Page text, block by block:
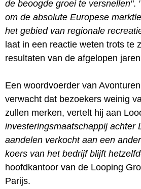
de beoogde groei te versnellen".
om de absolute Europese
het gebied van regionale
laat in een reactie weten trots te
resultaten van de afgelopen
Een woordvoerder van
verwacht dat bezoekers weinig
zullen merken, vertelt hij aan
investeringsmaatschappij achter
aandelen verkocht aan een
koers van het bedrijf blijft
hoofdkantoor van de Looping
Parijs.